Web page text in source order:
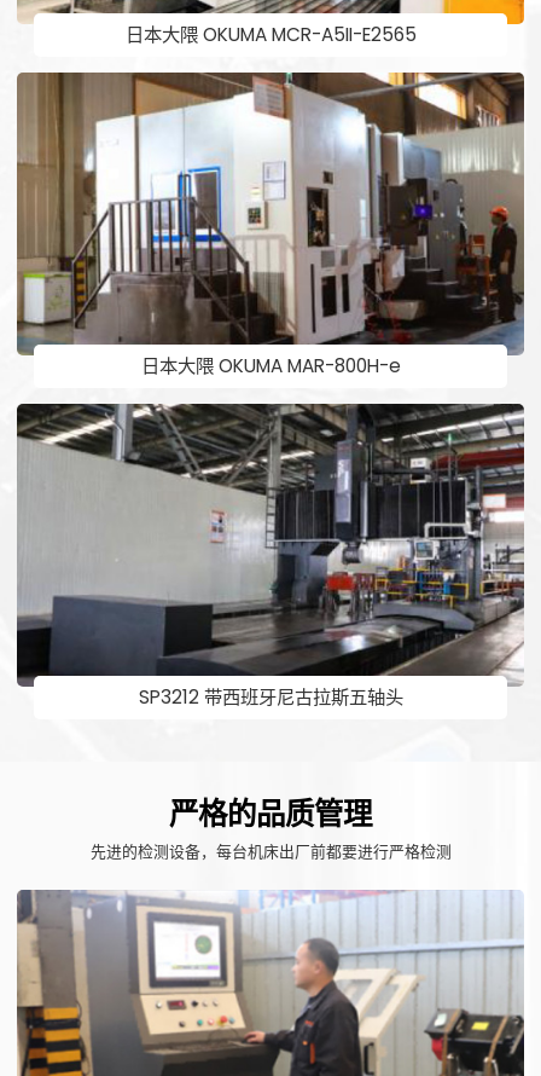
日本大隈 OKUMA MCR-A5II-E2565
日本大隈 OKUMA MAR-800H-e
SP3212 带西班牙尼古拉斯五轴头
严格的品质管理
先进的检测设备，每台机床出厂前都要进行严格检测